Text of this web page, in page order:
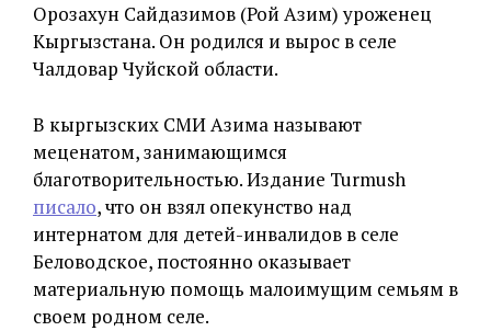
Орозахун Сайдазимов (Рой Азим) уроженец
Кыргызстана. Он родился и вырос в селе
Чалдовар Чуйской области.
В кыргызских СМИ Азима называют
меценатом, занимающимся
благотворительностью. Издание Turmush
писало, что он взял опекунство над
интернатом для детей-инвалидов в селе
Беловодское, постоянно оказывает
материальную помощь малоимущим семьям в
своем родном селе.